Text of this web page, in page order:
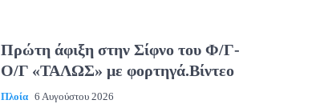
Πρώτη άφιξη στην Σίφνο του Φ/Γ-
Ο/Γ «ΤΑΛΩΣ» με φορτηγά.Βίντεο
Πλοία 6 Αυγούστου 2026